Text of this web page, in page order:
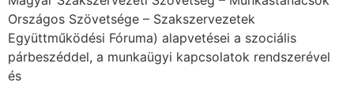
Országos Szövetsége – Szakszervezetek
Együttműködési Fóruma) alapvetései a szociális
párbeszéddel, a munkaügyi kapcsolatok rendszerével
és